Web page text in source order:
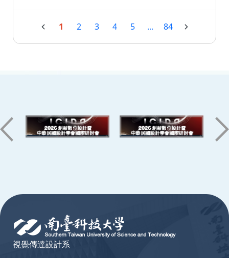
1 2 3 4 5 ... 84
視覺傳達設計系